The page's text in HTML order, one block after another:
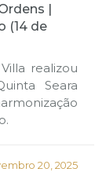
|
(14 de
realizou
Seara
20, 2025